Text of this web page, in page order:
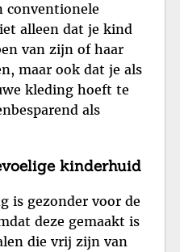
conventionele
alleen dat je kind
van zijn of haar
maar ook dat je als
kleding hoeft te
als
kinderhuid
is gezonder voor de
deze gemaakt is
die vrij zijn van